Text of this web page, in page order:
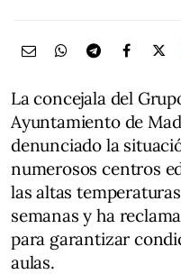
La concejala del
Ayuntamiento de
denunciado la
numerosos centros
las altas
semanas y ha
para garantizar
aulas.